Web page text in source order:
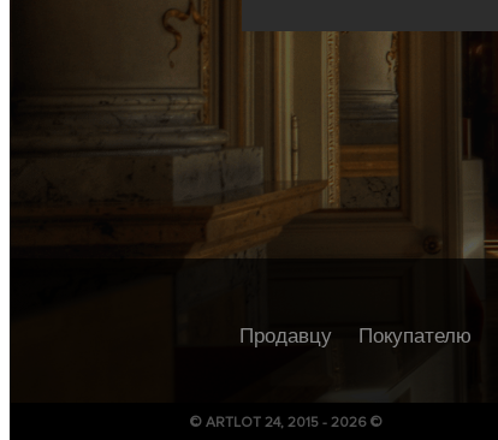
Продавцу Покупателю
© ARTLOT 24, 2015 - 2026 ©